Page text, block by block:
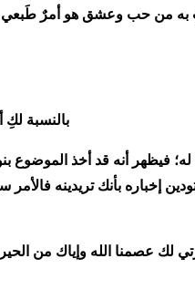
من حب وعشق هو أمرٌ طَبعي
بالنسبة
له؛ فيظهر أنه قد أخذ
إخباره بأنك تريدينه
لك عصمنا الله وإياك من